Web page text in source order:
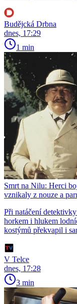
Budějcká Drbna
dnes, 17:29
1 min
Smrt na Nilu: Herci
vznikaly z nouze a
Při natáčení
horkem i hlukem
kostýmů překvapil i
V Telce
dnes, 17:28
3 min